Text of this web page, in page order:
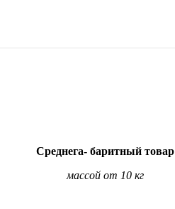
Среднега- баритный товар
массой от 10 кг